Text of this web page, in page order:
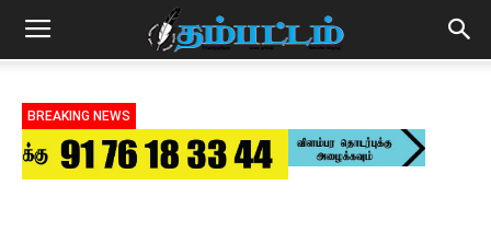
BREAKING NEWS